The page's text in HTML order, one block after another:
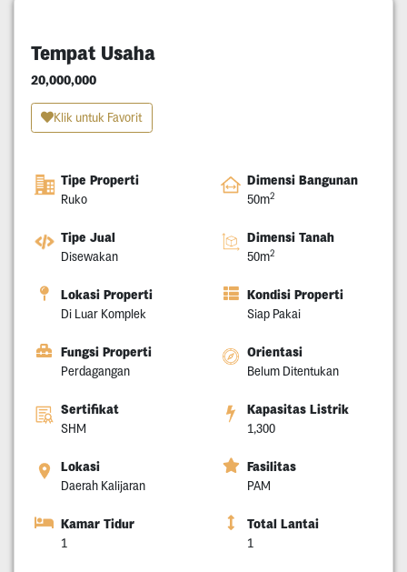
Tempat Usaha
20,000,000
Klik untuk Favorit
Tipe Properti
Ruko
Dimensi Bangunan
50m2
Tipe Jual
Disewakan
Dimensi Tanah
50m2
Lokasi Properti
Di Luar Komplek
Kondisi Properti
Siap Pakai
Fungsi Properti
Perdagangan
Orientasi
Belum Ditentukan
Sertifikat
SHM
Kapasitas Listrik
1,300
Lokasi
Daerah Kalijaran
Fasilitas
PAM
Kamar Tidur
1
Total Lantai
1